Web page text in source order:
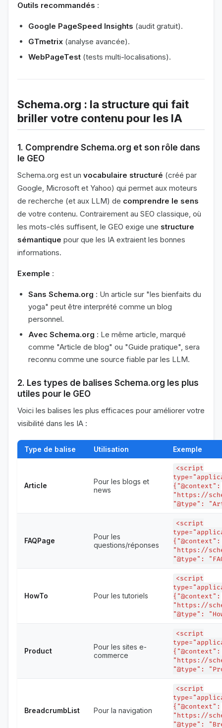
Outils recommandés :
Google PageSpeed Insights (audit gratuit).
GTmetrix (analyse avancée).
WebPageTest (tests multi-localisations).
Schema.org : la structure qui fait
briller votre contenu pour les IA
1. Comprendre Schema.org et son rôle dans
le GEO
Schema.org est un vocabulaire structuré (créé par
Google, Microsoft et Yahoo) qui permet aux moteurs
de recherche (et aux LLM) de comprendre le sens
de votre contenu. Contrairement au SEO classique, où
les mots-clés suffisent, le GEO exige une structure
sémantique pour que les IA extraient les bonnes
informations.
Exemple :
Sans Schema.org : Un article sur "les bienfaits du
yoga" peut être interprété comme un blog
personnel.
Avec Schema.org : Le même article, marqué
comme "Article de blog" ou "Guide pratique", sera
reconnu comme une source fiable par les LLM.
2. Les types de balises Schema.org les plus
utiles pour le GEO
Voici les balises les plus efficaces pour améliorer votre
visibilité dans les IA :
Type de balise Utilisation Exemple
Article
Pour les blogs et
news
<script
{"@context":
"https://
"@type":
FAQPage
Pour les
questions/réponses
<script
{"@context":
"https://
"@type":
HowTo Pour les tutoriels
<script
{"@context":
"https://
"@type":
Product
Pour les sites e-
commerce
<script
{"@context":
"https://
"@type":
BreadcrumbList Pour la navigation
<script
{"@context":
"https://
"@type":